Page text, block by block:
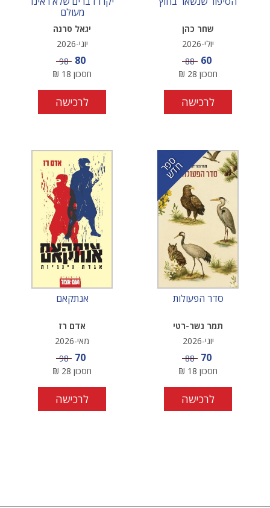
שחר כהן
יולי-2026
מחיר מבצע
60 מחיר
88
חסכון 28
₪
לרכישה
מעולם
יגאל סרנה
יוני-2026
מחיר מבצע
80 מחיר
98
חסכון 18
₪
לרכישה
ס
פ
ר
ח
ד
ש
סדר הפעולות
תמר נשר-רטי
יוני-2026
מחיר מבצע
70 מחיר
88
חסכון 18
₪
לרכישה
אנתקאם
אדם רז
מאי-2026
מחיר מבצע
70 מחיר
98
חסכון 28
₪
לרכישה